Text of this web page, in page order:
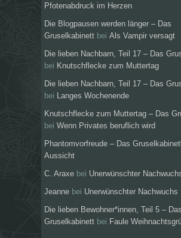
Pfotenabdruck im Herzen
Die Blogpausen werden länger – Das
Gruselkabinett bei Als Vampir versagt
Die lieben Nachbarn, Teil 17 – Das
bei Knutschflecke zum Muttertag
Die lieben Nachbarn, Teil 17 – Das
bei
Langes Wochenende
Knutschflecke zum Muttertag – Das
bei Wenn Privates beruflich wird
Phantomvorfreude – Das
Aussicht
C. Araxe bei Unerwünschter
Jeanne bei Unerwünschter Nachwuchs
Die lieben Bewohner*innen, Teil 5 – Das
Gruselkabinett bei Faule